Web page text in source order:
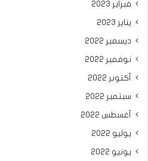
فبراير 2023
يناير 2023
ديسمبر 2022
نوفمبر 2022
أكتوبر 2022
سبتمبر 2022
أغسطس 2022
يوليو 2022
يونيو 2022